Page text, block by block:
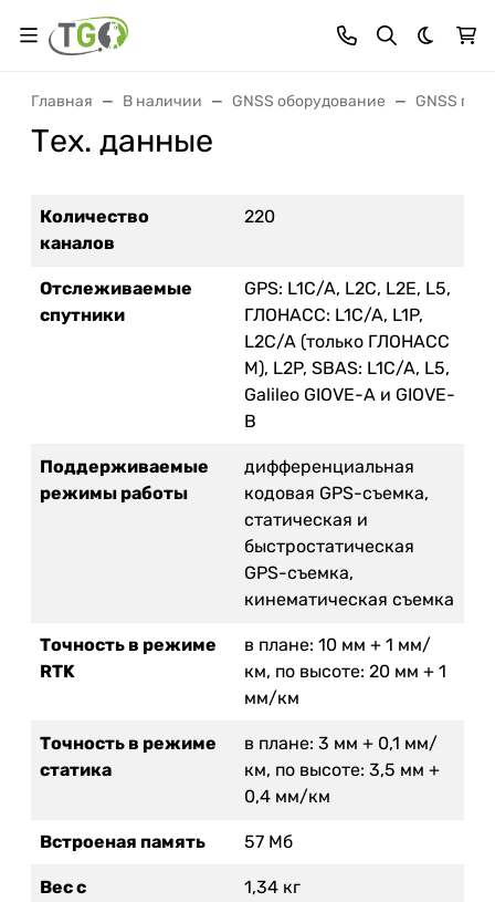
Темная
Главная В наличии GNSS оборудование GNSS
Тех. данные
Количество
каналов
220
Отслеживаемые
спутники
GPS: L1C/A, L2C, L2E, L5,
ГЛОНАСС: L1C/A, L1P,
L2C/A (только ГЛОНАСС
M), L2P, SBAS: L1C/A, L5,
Galileo GIOVE-A и GIOVE-
B
Поддерживаемые
режимы работы
дифференциальная
кодовая GPS-съемка,
статическая и
быстростатическая
GPS-съемка,
кинематическая съемка
Точность в режиме
RTK
в плане: 10 мм + 1 мм/
км, по высоте: 20 мм + 1
мм/км
Точность в режиме
статика
в плане: 3 мм + 0,1 мм/
км, по высоте: 3,5 мм +
0,4 мм/км
Встроеная память 57 Мб
Вес с
1,34 кг